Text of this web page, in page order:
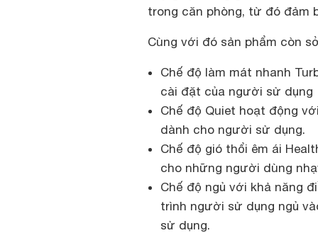
trong căn phòng, từ đó đảm
Cùng với đó sản phẩm còn
Chế độ làm mát nhanh
cài đặt của người sử dụng
Chế độ Quiet hoạt động
dành cho người sử dụng.
Chế độ gió thổi êm ái
cho những người dùng
Chế độ ngủ với khả năng
trình người sử dụng ngủ
sử dụng.